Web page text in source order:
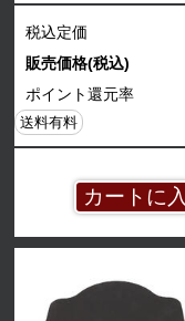
税込定価
販売価格(税込)
ポイント還元率
送料有料